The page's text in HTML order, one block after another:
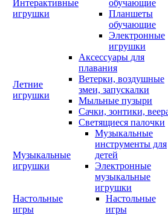
Интерактивные
игрушки
обучающие
Планшеты
обучающие
Электронные
игрушки
Летние
игрушки
Аксессуары для
плавания
Ветерки, воздушные
змеи, запускалки
Мыльные пузыри
Сачки, зонтики,
Светящиеся палочки
Музыкальные
игрушки
Музыкальные
инструменты для
детей
Электронные
музыкальные
игрушки
Настольные
игры
Настольные
игры